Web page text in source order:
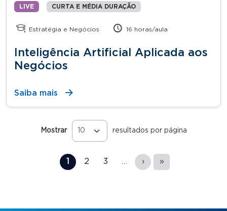
LIVE CURTA E MÉDIA DURAÇÃO
Estratégia e Negócios 16 horas/aula
Inteligência Artificial Aplicada aos
Negócios
Saiba mais
Mostrar resultados por página
1 2 3 … › »